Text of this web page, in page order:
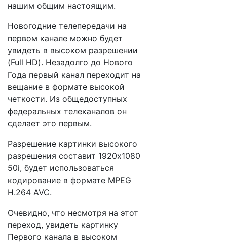
нашим общим настоящим.
Новогодние телепередачи на
первом канале можно будет
увидеть в высоком разрешении
(Full HD). Незадолго до Нового
Года первый канал переходит на
вещание в формате высокой
четкости. Из общедоступных
федеральных телеканалов он
сделает это первым.
Разрешение картинки высокого
разрешения составит 1920х1080
50i, будет использоваться
кодирование в формате MPEG
H.264 AVC.
Очевидно, что несмотря на этот
переход, увидеть картинку
Первого канала в высоком